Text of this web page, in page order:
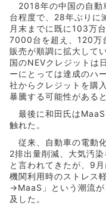
2018年の中国の自動
台程度で、28年ぶりに
月末までに既に103万
7000台を超え、120万
販売が順調に拡大して
国のNEVクレジットは
ーにとっては達成のハ
社からクレジットを購
暴騰する可能性がある
最後に和田氏は
触れた。
従来、自動車の電動
2排出量削減、大気汚
と言われてきたが、9
機関利用時のストレス
→MaaS」という潮流が
及した。